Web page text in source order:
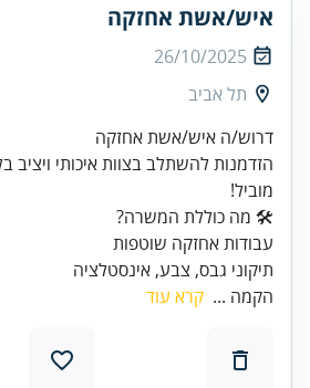
איש/אשת אחזקה
26/10/2025
תל אביב
הזדמנות להשתלב בצוות איכותי ויציב
מוביל!
תיקוני גבס, צבע, אינסטלציה
הקמה ... קרא עוד